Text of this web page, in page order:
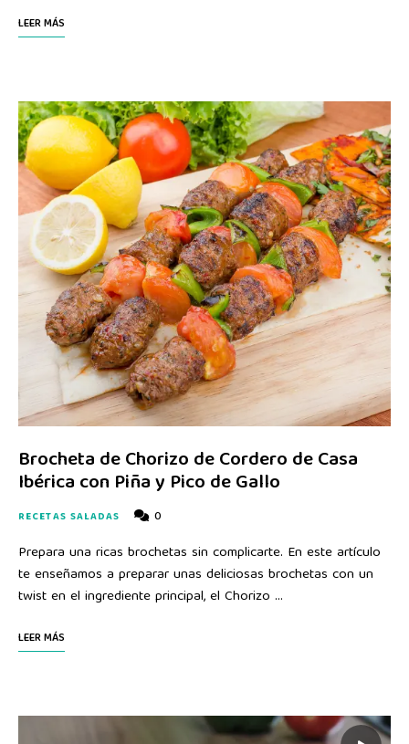
LEER MÁS
Brocheta de Chorizo de Cordero de Casa
Ibérica con Piña y Pico de Gallo
RECETAS SALADAS 0
Prepara una ricas brochetas sin complicarte. En este artículo
te enseñamos a preparar unas deliciosas brochetas con un
twist en el ingrediente principal, el Chorizo …
LEER MÁS